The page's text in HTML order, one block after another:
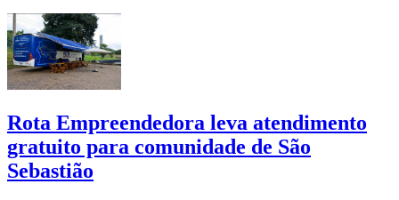
Rota Empreendedora leva atendimento
gratuito para comunidade de São
Sebastião